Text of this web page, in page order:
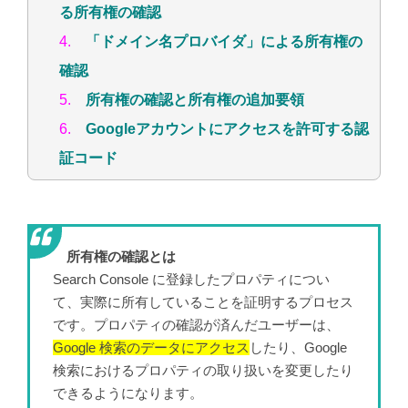
る所有権の確認
4.
「ドメイン名プロバイダ」による所有権の
確認
5.
所有権の確認と所有権の追加要領
6. Googleアカウントにアクセスを許可する認
証コード
所有権の確認とは
Search Console に登録したプロパティについ
て、実際に所有していることを証明するプロセス
です。プロパティの確認が済んだユーザーは、
Google 検索のデータにアクセス したり、Google
検索におけるプロパティの取り扱いを変更したり
できるようになります。